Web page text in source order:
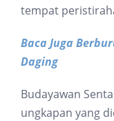
tempat
Baca Juga
Daging
Budayawan
ungkapan yang